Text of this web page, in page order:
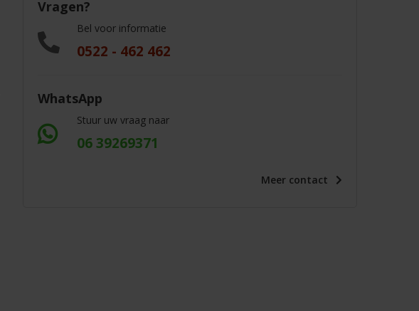
Vragen?
Bel voor informatie
0522 - 462 462
WhatsApp
Stuur uw vraag naar
06 39269371
Meer contact